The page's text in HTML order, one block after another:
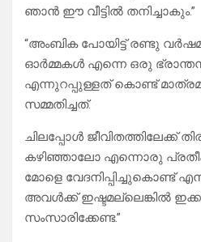
ഞാൻ ഈ വീട്ടിൽ തനിച്ചാകും.”
“അംബിക പോയിട്ട് രണ്ടു
ഓർമ്മകൾ എന്നെ ഒരു
എന്നുറപ്പുള്ളത് കൊണ്ട്
സമ്മതിച്ചത്.
ചിലപ്പോൾ ജീവിതത്തിലേക്ക്
കഴിഞ്ഞാലോ എന്നൊരു
മോളെ വേദനിപ്പിച്ചുകൊണ്ട്
അവൾക്ക് ഇഷ്ടമല്ലെങ്കിൽ
സംസാരിക്കേണ്ട.”